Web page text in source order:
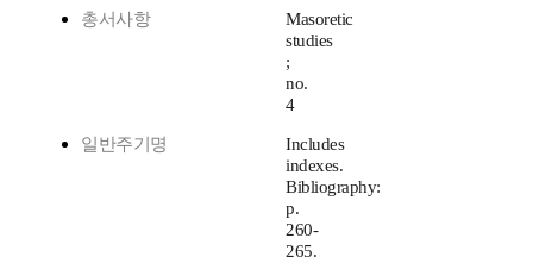
총서사항
Masoretic
studies
;
no.
4
일반주기명
Includes
indexes.
Bibliography:
p.
260-
265.